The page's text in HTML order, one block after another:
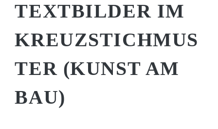
TEXTBILDER IM
KREUZSTICHMUS
TER (KUNST AM
BAU)